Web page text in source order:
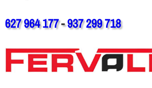
627 964 177-937 299 718